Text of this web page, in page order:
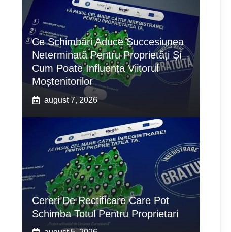
Ce Schimbări Aduce Succesiunea
Neterminată Pentru Proprietăți Și
Cum Poate Influența Viitorul
Moștenitorilor
august 7, 2026
Cereri De Rectificare Care Pot
Schimba Totul Pentru Proprietari